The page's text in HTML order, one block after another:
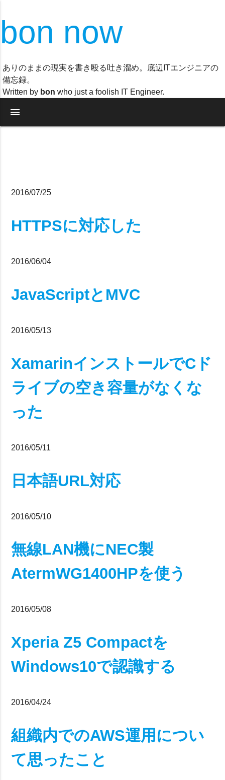
bon now
ありのままの現実を書き殴る吐き溜め。底辺ITエンジニアの
備忘録。
Written by bon who just a foolish IT Engineer.
menu
2016/07/25
HTTPSに対応した
2016/06/04
JavaScriptとMVC
2016/05/13
XamarinインストールでCド
ライブの空き容量がなくな
った
2016/05/11
日本語URL対応
2016/05/10
無線LAN機にNEC製
AtermWG1400HPを使う
2016/05/08
Xperia Z5 Compactを
Windows10で認識する
2016/04/24
組織内でのAWS運用につい
て思ったこと